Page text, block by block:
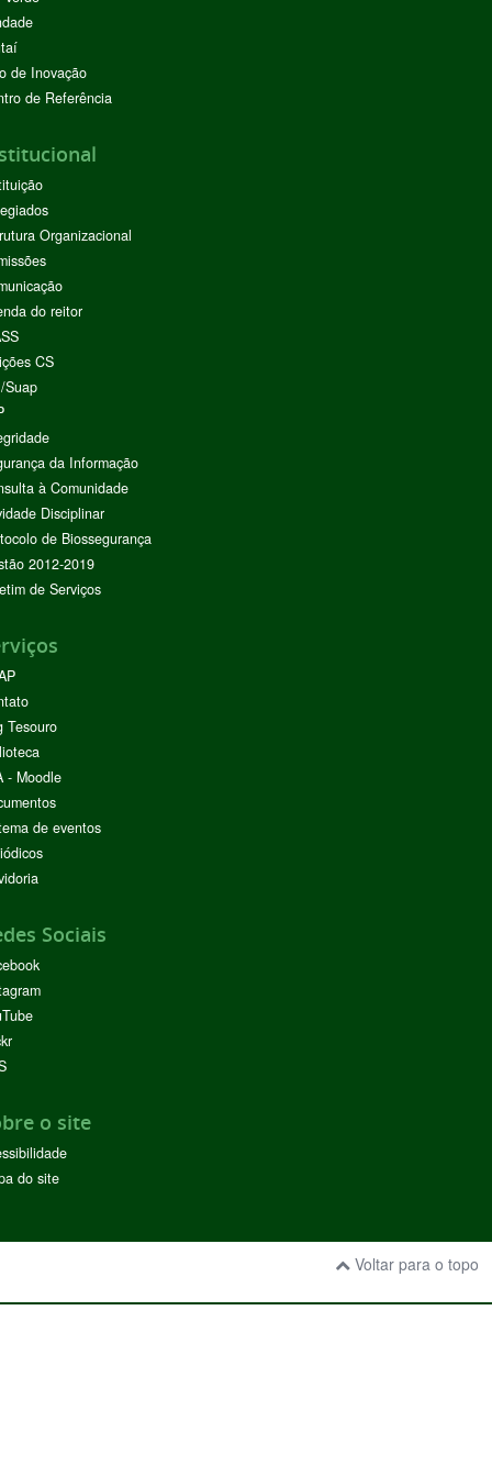
de Inovação
de Referência
Organizacional
do reitor
CS
Suap
da Informação
à Comunidade
Disciplinar
de Biossegurança
2012-2019
de Serviços
Tesouro
- Moodle
de eventos
Sociais
o site
do site
Voltar para o topo